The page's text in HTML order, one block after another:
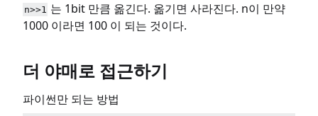
n>>1 는 1bit 만큼 옮긴다. 옮기면 사라진다. n이 만약
1000 이라면 100 이 되는 것이다.
더 야매로 접근하기
파이썬만 되는 방법